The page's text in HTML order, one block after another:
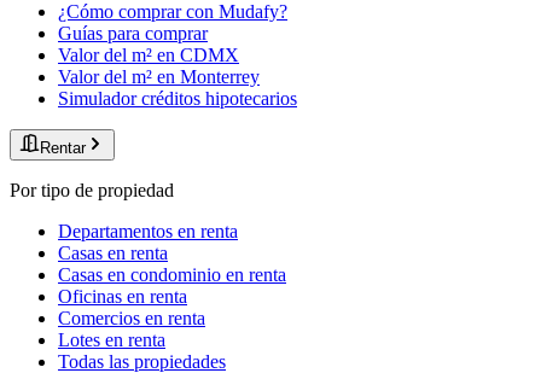
¿Cómo comprar con Mudafy?
Guías para comprar
Valor del m² en CDMX
Valor del m² en Monterrey
Simulador créditos hipotecarios
Rentar
Por tipo de propiedad
Departamentos en renta
Casas en renta
Casas en condominio en renta
Oficinas en renta
Comercios en renta
Lotes en renta
Todas las propiedades